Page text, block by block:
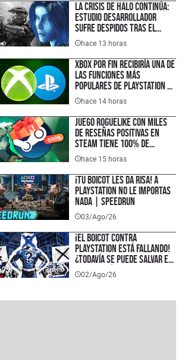
La crisis de Halo continúa:
estudio desarrollador
sufre despidos tras el
fallido lanzamiento
multiplataforma de
Campaign Evolved
hace 13 horas
XBOX por fin recibiría una de
las funciones más
populares de PlayStation y
que los jugadores han
pedido durante años
hace 14 horas
Juego roguelike con miles
de reseñas positivas en
Steam tiene 100% de
descuento y está disponible
completamente gratis en
PC, justo a tiempo para el
lanzamiento de su secuela
hace 15 horas
¡TU BOICOT LES DA RISA! A
PlayStation no le importas
nada | SPEEDRUN
03/Ago/26
¡El boicot contra
PlayStation está fallando!
¿Todavía se puede salvar el
formato físico?
02/Ago/26